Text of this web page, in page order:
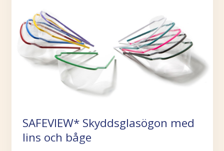
SAFEVIEW* Skyddsglasögon med
lins och båge